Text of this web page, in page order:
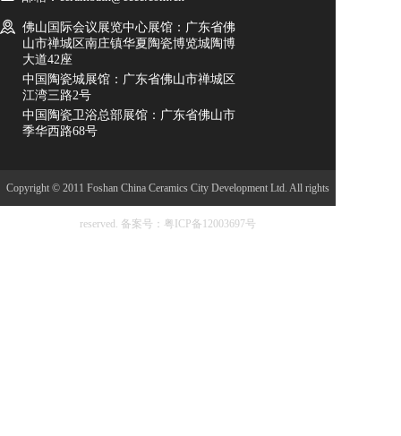
佛山国际会议展览中心展馆：广东省佛
山市禅城区南庄镇华夏陶瓷博览城陶博
大道42座
中国陶瓷城展馆：广东省佛山市禅城区
江湾三路2号
中国陶瓷卫浴总部展馆：广东省佛山市
季华西路68号
Copyright © 2011 Foshan China Ceramics City Development Ltd. All rights
reserved. 备案号：粤ICP备12003697号